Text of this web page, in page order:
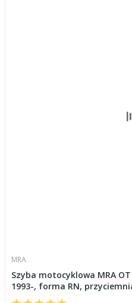
MRA
Szyba motocyklowa MRA OT
1993-, forma RN,